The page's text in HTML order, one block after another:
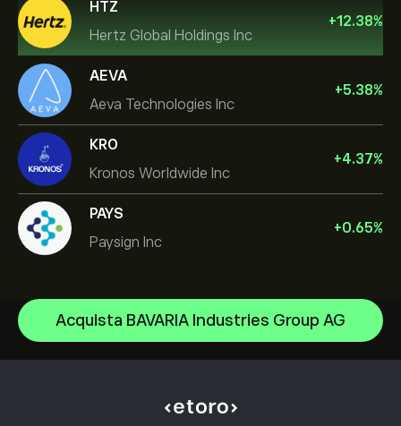
HTZ
Hertz Global Holdings Inc
+12.38%
AEVA
Aeva Technologies Inc
+5.38%
KRO
Kronos Worldwide Inc
+4.37%
PAYS
Paysign Inc
+0.65%
Acquista BAVARIA Industries Group AG
NVIDIA Corporation
Amazon.com Inc